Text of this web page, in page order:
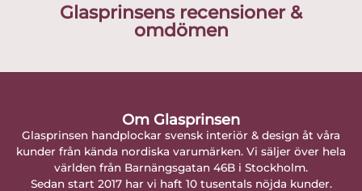
Glasprinsens recensioner &
omdömen
Om Glasprinsen
Glasprinsen handplockar svensk interiör & design åt våra
kunder från kända nordiska varumärken. Vi säljer över hela
världen från Barnängsgatan 46B i Stockholm.
Sedan start 2017 har vi haft 10 tusentals nöjda kunder.